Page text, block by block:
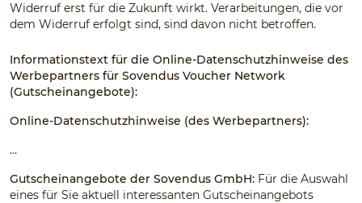
Widerruf erst für die Zukunft wirkt. Verarbeitungen, die vor
dem Widerruf erfolgt sind, sind davon nicht betroffen.
Informationstext für die Online-Datenschutzhinweise des
Werbepartners für Sovendus Voucher Network
(Gutscheinangebote):
Online-Datenschutzhinweise (des Werbepartners):
…
Gutscheinangebote der Sovendus GmbH: Für die Auswahl
eines für Sie aktuell interessanten Gutscheinangebots